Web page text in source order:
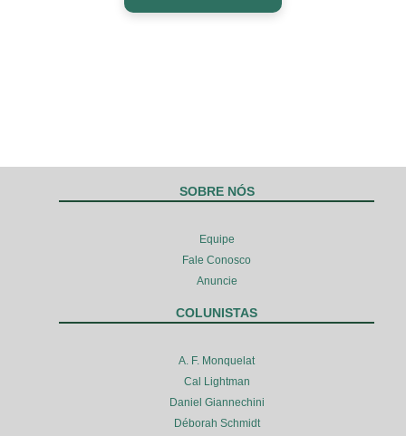
SOBRE NÓS
Equipe
Fale Conosco
Anuncie
COLUNISTAS
A. F. Monquelat
Cal Lightman
Daniel Giannechini
Déborah Schmidt